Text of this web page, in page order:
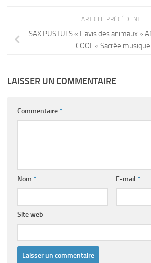
ARTICLE PRÉCÉDENT
SAX PUSTULS « L’avis des animaux »
COOL « Sacrée
LAISSER UN COMMENTAIRE
Commentaire*
Nom * E-mail *
Site web